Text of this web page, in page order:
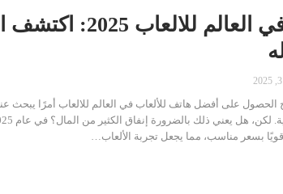
أفضل هاتف في العالم
الحصول على أفضل هاتف للألعاب في العالم للالعاب أمرًا يبحث
قويًا بسعر مناسب، مما يجعل تجربة الألعاب…